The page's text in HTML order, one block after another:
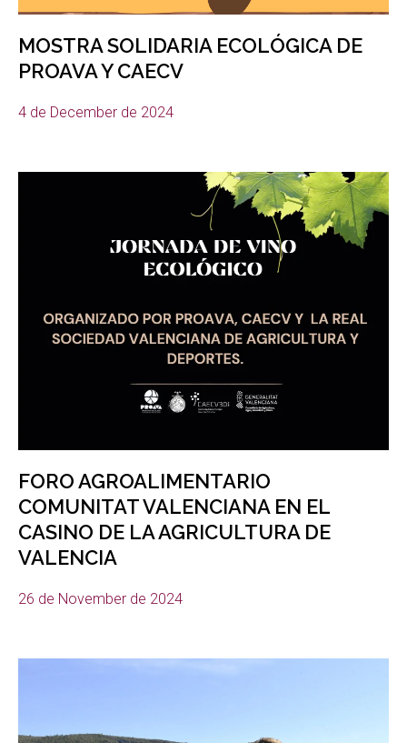
MOSTRA SOLIDARIA ECOLÓGICA DE
PROAVA Y CAECV
4 de December de 2024
FORO AGROALIMENTARIO
COMUNITAT VALENCIANA EN EL
CASINO DE LA AGRICULTURA DE
VALENCIA
26 de November de 2024